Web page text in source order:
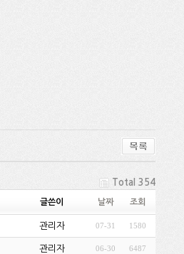
Total 354
글쓴이 날짜 조회
관리자 07-31 1580
관리자 06-30 6487